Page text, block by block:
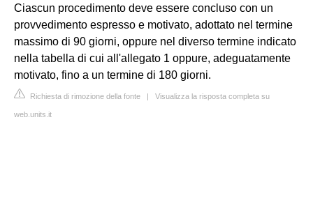
Ciascun procedimento deve essere concluso con un
provvedimento espresso e motivato, adottato nel termine
massimo di 90 giorni, oppure nel diverso termine indicato
nella tabella di cui all'allegato 1 oppure, adeguatamente
motivato, fino a un termine di 180 giorni.
Richiesta di rimozione della fonte | Visualizza la risposta completa su
web.units.it